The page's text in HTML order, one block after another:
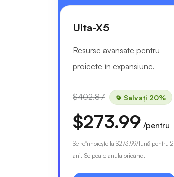
Ulta-X5
Resurse avansate pentru
proiecte în expansiune.
$402.87 Salvați 20%
$273.99 /pentru
Se reînnoiește la $273.99/lună pentru 2
ani. Se poate anula oricând.